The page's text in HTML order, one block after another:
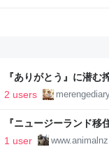
『ありがとう』に潜
2 users
『ニュージーランド
ランドの裏話 - ニュー
1 user